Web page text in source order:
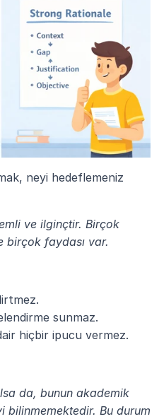
neyi hedeflemeniz
ve ilginçtir. Birçok
sunmaz.
hiçbir ipucu vermez.
da, bunun akademik
bilinmemektedir. Bu durum